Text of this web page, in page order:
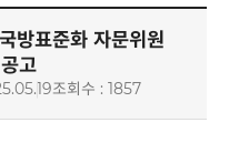
방표준화 자문위원
고
조회수 : 1857